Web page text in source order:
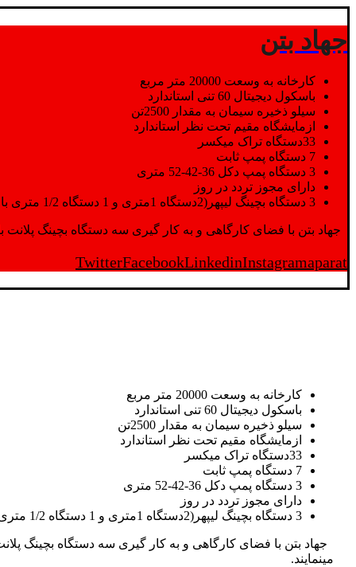
جهاد بتن
کارخانه به وسعت 20000 متر مربع
باسکول دیجیتال 60 تنی استاندارد
سیلو ذخیره سیمان به مقدار 2500تن
ازمایشگاه مقیم تحت نظر استاندارد
33دستگاه تراک میکسر
7 دستگاه پمپ ثابت
3 دستگاه پمپ دکل 36-42-52 متری
دارای مجوز تردد در روز
3 دستگاه بچینگ لیپهر(2دستگاه 1متری و 1 دستگاه 1/2 متری با توان تولید 150 متر مکعب در ساعت)
جهاد بتن با فضای کارگاهی و به کار گیری سه دستگاه بچینگ پلانت با ظرفیت 2500 تن در کنار پرسنل متخصص و پر تلاش واحدهای تولید و ازمایشگاه,بتن با کیفیت را برای واحد
TwitterFacebookLinkedinInstagramaparat
کارخانه به وسعت 20000 متر مربع
باسکول دیجیتال 60 تنی استاندارد
سیلو ذخیره سیمان به مقدار 2500تن
ازمایشگاه مقیم تحت نظر استاندارد
33دستگاه تراک میکسر
7 دستگاه پمپ ثابت
3 دستگاه پمپ دکل 36-42-52 متری
دارای مجوز تردد در روز
3 دستگاه بچینگ لیپهر(2دستگاه 1متری و 1 دستگاه 1/2 متری با توان تولید 150 متر مکعب در ساعت)
مینمایند.